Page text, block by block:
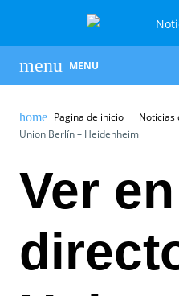
MENU
Pagina de inicio Noticias
Union Berlín – Heidenheim
Ver en